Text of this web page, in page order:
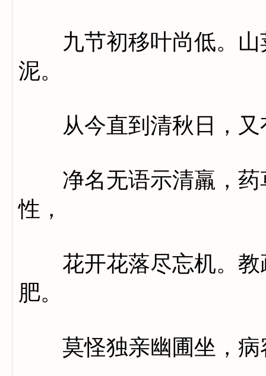
九节初移叶尚低。山
泥。
从今直到清秋日，又
净名无语示清羸，药
性，
花开花落尽忘机。教
肥。
莫怪独亲幽圃坐，病